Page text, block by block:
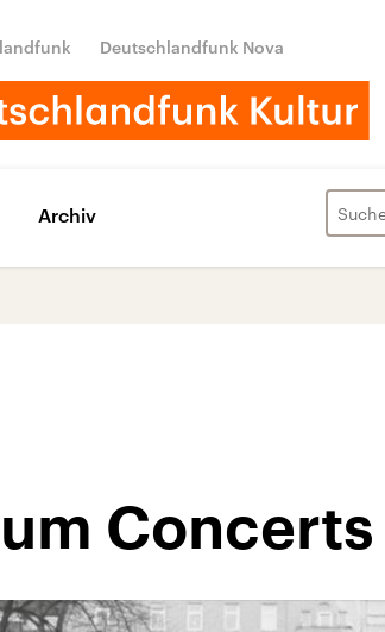
Deutschlandfunk Nova
Archiv